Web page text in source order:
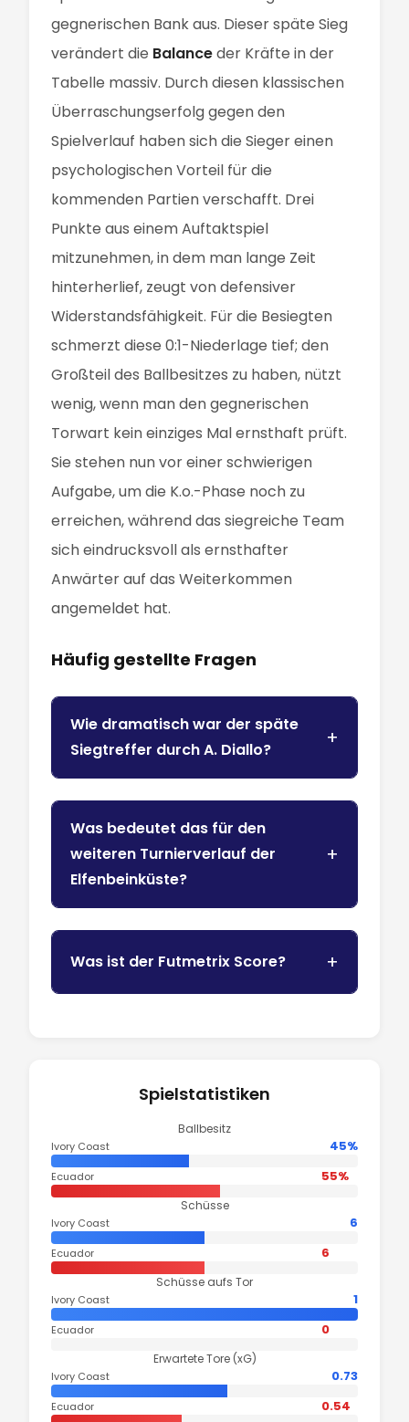
gegnerischen Bank aus. Dieser späte Sieg
verändert die Balanceder Kräfte in der
Tabelle massiv. Durch diesen klassischen
Überraschungserfolg gegen den
Spielverlauf haben sich die Sieger einen
psychologischen Vorteil für die
kommenden Partien verschafft. Drei
Punkte aus einem Auftaktspiel
mitzunehmen, in dem man lange Zeit
hinterherlief, zeugt von defensiver
Widerstandsfähigkeit. Für die Besiegten
schmerzt diese 0:1-Niederlage tief; den
Großteil des Ballbesitzes zu haben, nützt
wenig, wenn man den gegnerischen
Torwart kein einziges Mal ernsthaft prüft.
Sie stehen nun vor einer schwierigen
Aufgabe, um die K.o.-Phase noch zu
erreichen, während das siegreiche Team
sich eindrucksvoll als ernsthafter
Anwärter auf das Weiterkommen
angemeldet hat.
Häufig gestellte Fragen
Wie dramatisch war der späte
Siegtreffer durch A. Diallo?
Was bedeutet das für den
weiteren Turnierverlauf der
Elfenbeinküste?
Was ist der Futmetrix Score?
Spielstatistiken
Ballbesitz
Ivory Coast 45%
Ecuador 55%
Schüsse
Ivory Coast 6
Ecuador 6
Schüsse aufs Tor
Ivory Coast 1
Ecuador 0
Erwartete Tore (xG)
Ivory Coast 0.73
Ecuador 0.54